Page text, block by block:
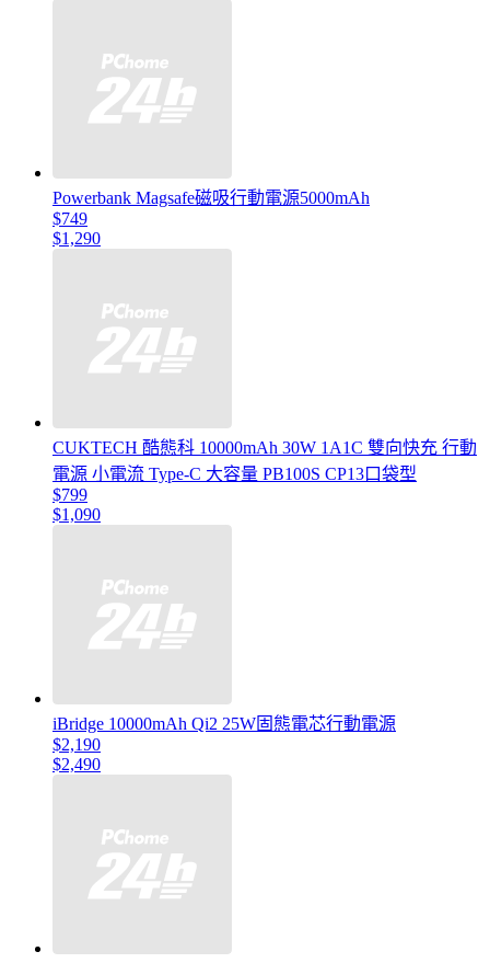
Powerbank Magsafe磁吸行動電源5000mAh
$749
$1,290
CUKTECH 酷態科 10000mAh 30W 1A1C 雙向快充 行動
電源 小電流 Type-C 大容量 PB100S CP13口袋型
$799
$1,090
iBridge 10000mAh Qi2 25W固態電芯行動電源
$2,190
$2,490